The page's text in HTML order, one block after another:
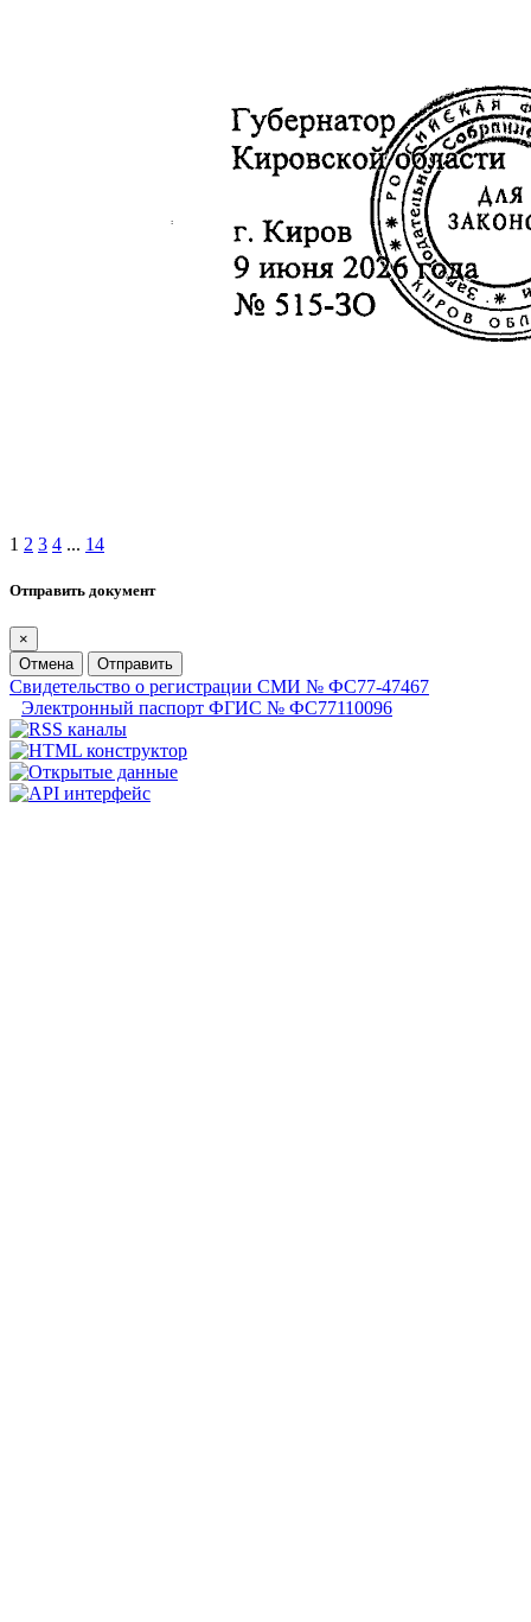
1 2 3 4 ... 14
Отправить документ
×
Отмена
Отправить
Свидетельство о регистрации СМИ № ФС77-47467
Электронный паспорт ФГИС № ФС77110096